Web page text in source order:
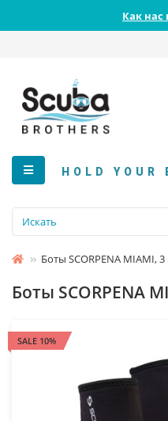
Как нас
HOLD YOUR
Боты SCORPENA MIAMI,
Боты SCORPENA
SALE 10%